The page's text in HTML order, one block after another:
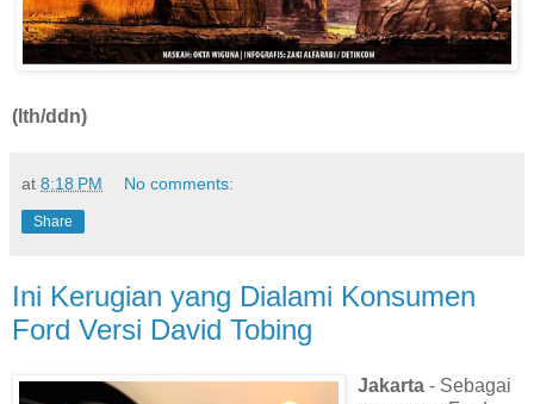
(lth/ddn)
at 8:18 PM No comments:
Share
Ini Kerugian yang Dialami Konsumen
Ford Versi David Tobing
Jakarta - Sebagai